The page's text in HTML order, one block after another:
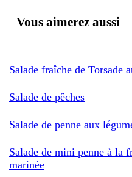
Vous aimerez aussi
Salade fraîche de Torsade
Salade de pêches
Salade de penne aux
Salade de mini penne à la
marinée